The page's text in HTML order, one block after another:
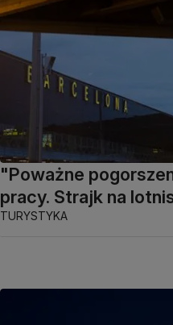
"Poważne
pracy. Strajk na
TURYSTYKA